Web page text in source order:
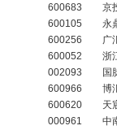
600683
京
600105
永
600256
广
600052
浙
002093
国
600966
博
600620
天
000961
中